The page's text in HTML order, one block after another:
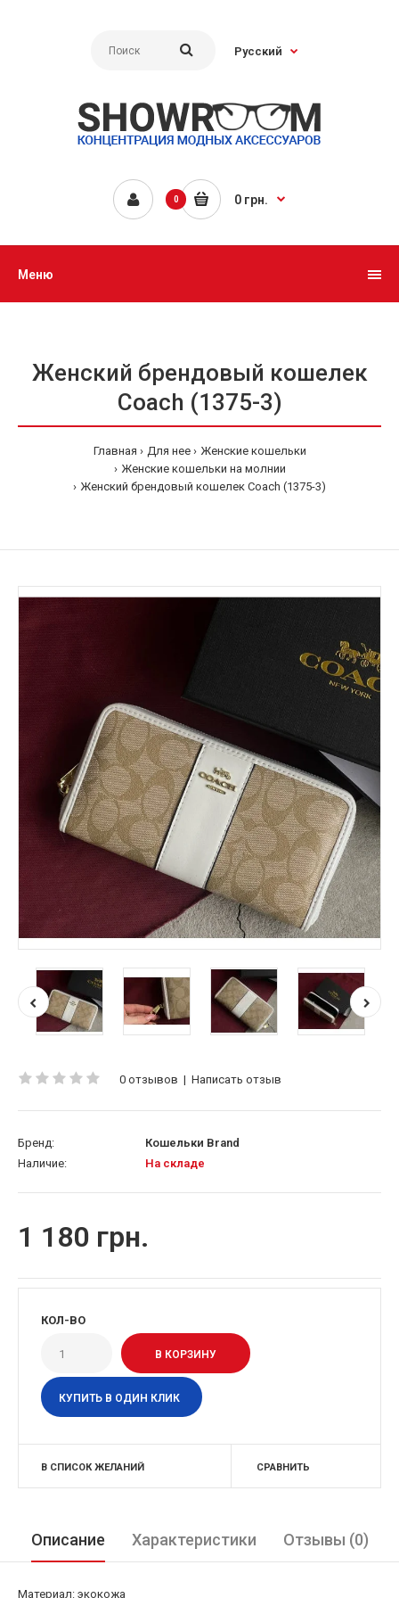
Русский
0 0 грн.
Меню
Женский брендовый кошелек
Coach (1375-3)
Главная Для нее
Женские кошельки
Женские кошельки на молнии
Женский брендовый кошелек Coach (1375-3)
0 отзывов | Написать отзыв
Бренд:
Кошельки Brand
Наличие:
На складе
1 180 грн.
КОЛ-ВО
КУПИТЬ В ОДИН КЛИК
В СПИСОК ЖЕЛАНИЙ СРАВНИТЬ
Описание Характеристики Отзывы (0)
Материал: экокожа